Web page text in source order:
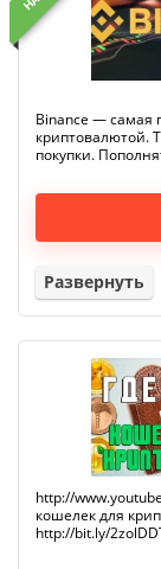
Binance — самая
криптовалютой.
покупки.
Развернуть
http://
кошелек для
http://bit.ly/